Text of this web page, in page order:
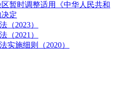
区暂时调整适用《中华人民共和
定
（2023）
（2021）
实施细则（2020）